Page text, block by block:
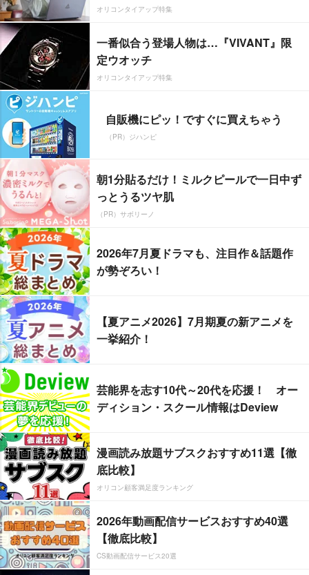
オリコンタイアップ特集
一番似合う登場人物は…『VIVANT』限
定ウオッチ
オリコンタイアップ特集
自販機にピッ！ですぐに買えちゃう
（PR）ジハンピ
朝1分貼るだけ！ミルクピールで一日中ず
っとうるツヤ肌
（PR）サボリーノ
2026年7月夏ドラマも、注目作＆話題作
が勢ぞろい！
【夏アニメ2026】7月期夏の新アニメを
一挙紹介！
芸能界を志す10代～20代を応援！ オー
ディション・スクール情報はDeview
漫画読み放題サブスクおすすめ11選【徹
底比較】
オリコン顧客満足度ランキング
2026年動画配信サービスおすすめ40選
【徹底比較】
CS動画配信サービス20選